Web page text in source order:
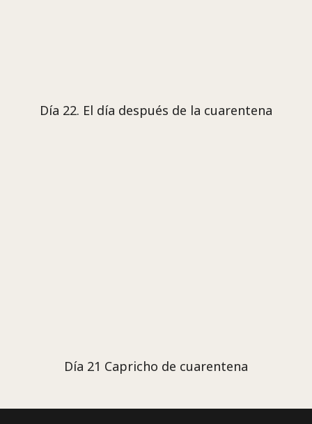
Día 22. El día después de la cuarentena
Día 21 Capricho de cuarentena